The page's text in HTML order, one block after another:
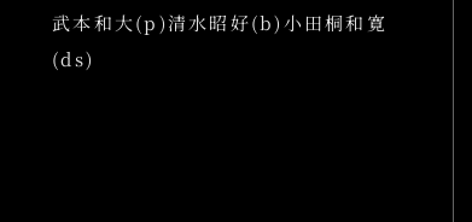
武本和大(p)清水昭好(b)小田桐和寛
(ds)